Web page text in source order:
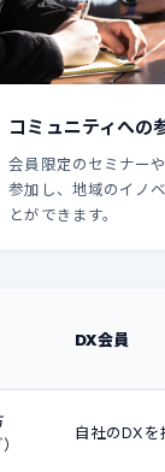
コミュニティへの
会員限定のセミナー
参加し、地域のイノ
とができます。
DX会員
自社のDXを